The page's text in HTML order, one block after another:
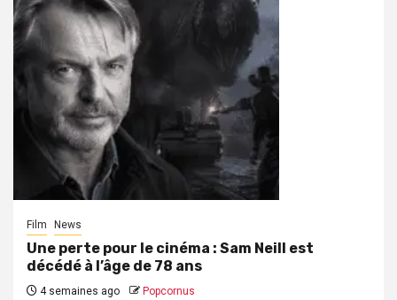
Film News
Une perte pour le cinéma : Sam Neill est
décédé à l’âge de 78 ans
4 semaines ago Popcornus